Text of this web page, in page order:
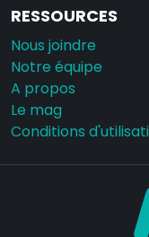
RESSOURCES
Nous joindre
Notre équipe
A propos
Le mag
Conditions